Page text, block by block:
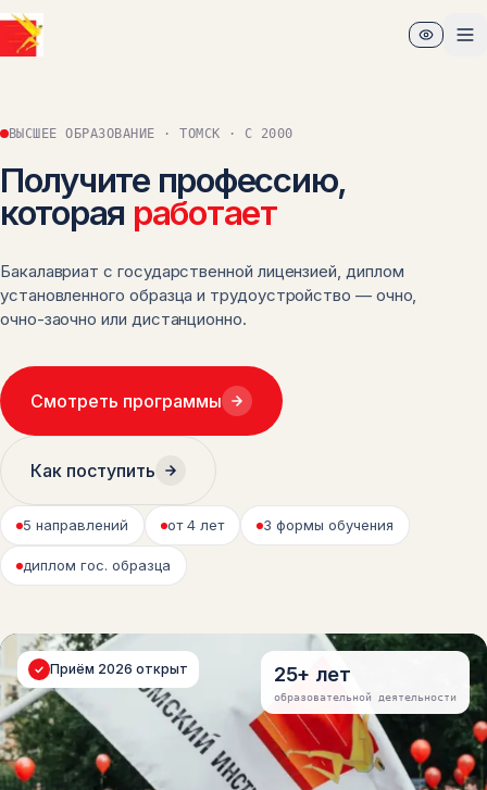
Перейти к основному содержимому
ВЫСШЕЕ ОБРАЗОВАНИЕ · ТОМСК · С 2000
Получите профессию,
которая работает
Бакалавриат с государственной лицензией, диплом
установленного образца и трудоустройство — очно,
очно-заочно или дистанционно.
Смотреть программы
Как поступить
5 направлений от 4 лет 3 формы обучения
диплом гос. образца
Приём 2026 открыт 25+ лет
образовательной деятельности